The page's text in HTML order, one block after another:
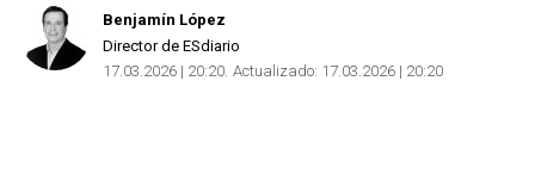
Benjamín López
Director de ESdiario
17.03.2026 | 20:20 Actualizado: 17.03.2026 | 20:20